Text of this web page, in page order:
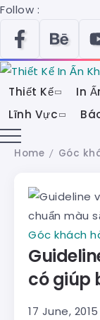
Follow :
Thiết Kế In
Lĩnh Vực
Home / Góc
Góc khách
có giúp
17 June, 2015